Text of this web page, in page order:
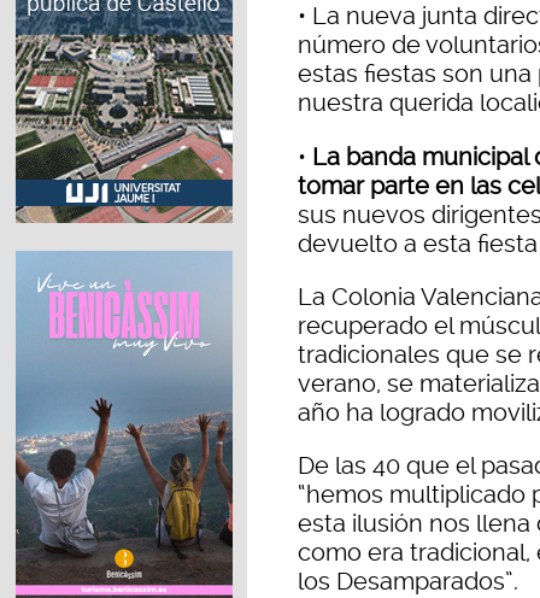
• La nueva junta
número de
estas fiestas son
nuestra querida
• La banda municipal
tomar parte en las
sus nuevos
devuelto a esta
La Colonia
recuperado el
tradicionales que se
verano, se
año ha logrado
De las 40 que el
“hemos multiplicado
esta ilusión nos llena
como era
los Desamparados”.